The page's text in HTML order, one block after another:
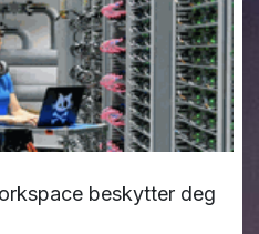
beskytter deg